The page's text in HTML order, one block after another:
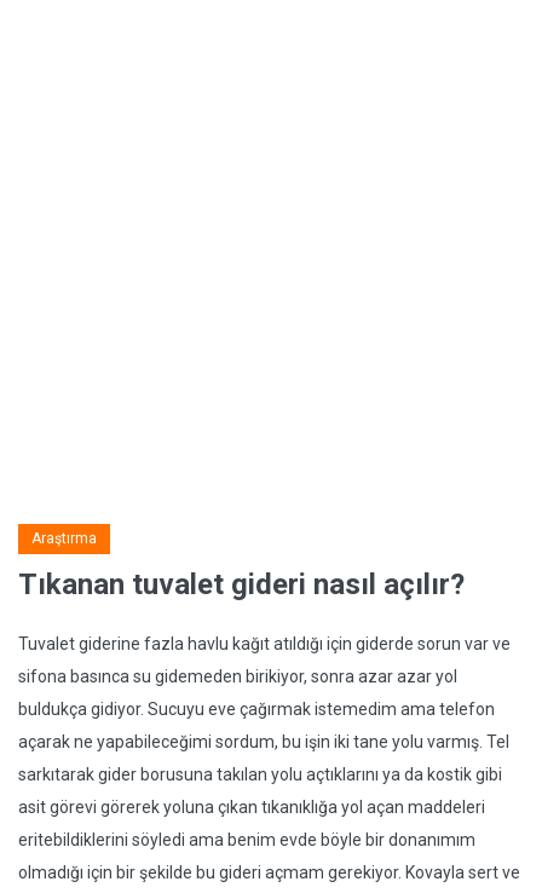
Araştırma
Tıkanan tuvalet gideri nasıl açılır?
Tuvalet giderine fazla havlu kağıt atıldığı için giderde sorun var ve
sifona basınca su gidemeden birikiyor, sonra azar azar yol
buldukça gidiyor. Sucuyu eve çağırmak istemedim ama telefon
açarak ne yapabileceğimi sordum, bu işin iki tane yolu varmış. Tel
sarkıtarak gider borusuna takılan yolu açtıklarını ya da kostik gibi
asit görevi görerek yoluna çıkan tıkanıklığa yol açan maddeleri
eritebildiklerini söyledi ama benim evde böyle bir donanımım
olmadığı için bir şekilde bu gideri açmam gerekiyor. Kovayla sert ve